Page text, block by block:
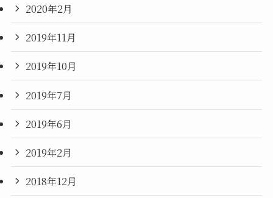
2020年2月
2019年11月
2019年10月
2019年7月
2019年6月
2019年2月
2018年12月